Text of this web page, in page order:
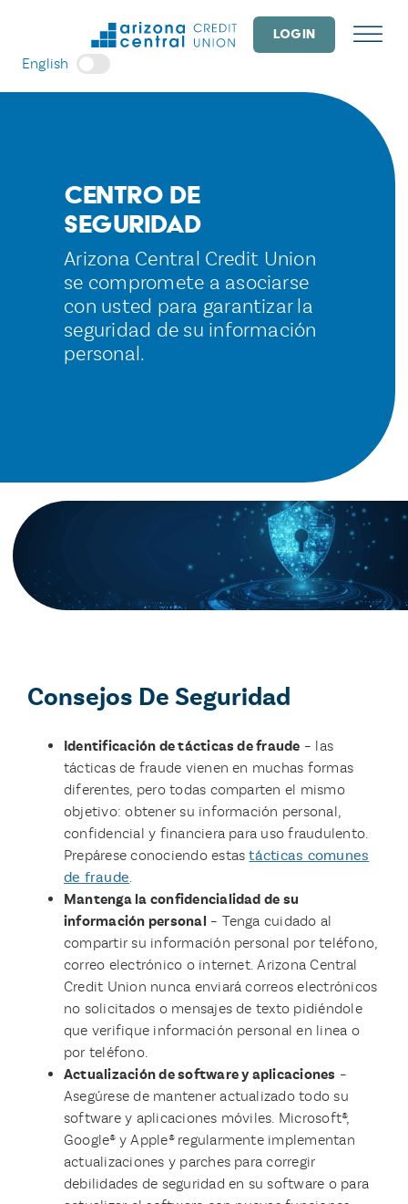
LOGIN
English
Centro de
Seguridad
Arizona Central Credit Union
se compromete a asociarse
con usted para garantizar la
seguridad de su información
personal.
Consejos De Seguridad
Identificación de tácticas de fraude – las
tácticas de fraude vienen en muchas formas
diferentes, pero todas comparten el mismo
objetivo: obtener su información personal,
confidencial y financiera para uso fraudulento.
Prepárese conociendo estastácticas comunes
de fraude.
Mantenga la confidencialidad de su
información personal – Tenga cuidado al
compartir su información personal por teléfono,
correo electrónico o internet. Arizona Central
Credit Union nunca enviará correos electrónicos
no solicitados o mensajes de texto pidiéndole
que verifique información personal en linea o
por teléfono.
Actualización de software y aplicaciones –
Asegúrese de mantener actualizado todo su
software y aplicaciones móviles. Microsoft®,
Google® y Apple® regularmente implementan
actualizaciones y parches para corregir
debilidades de seguridad en su software o para